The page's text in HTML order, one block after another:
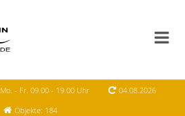
Mo. - Fr. 09.00 - 19.00 Uhr
04.08.2026
Objekte: 184